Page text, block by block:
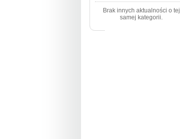
Brak innych aktualności o tej
samej kategorii.